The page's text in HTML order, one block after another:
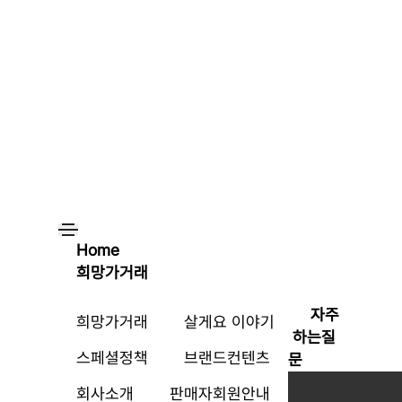
Home
희망가거래
희망가거래
살게요 이야기
스페셜정책
브랜드컨텐츠
회사소개
판매자회원안내
자주
하는질
문